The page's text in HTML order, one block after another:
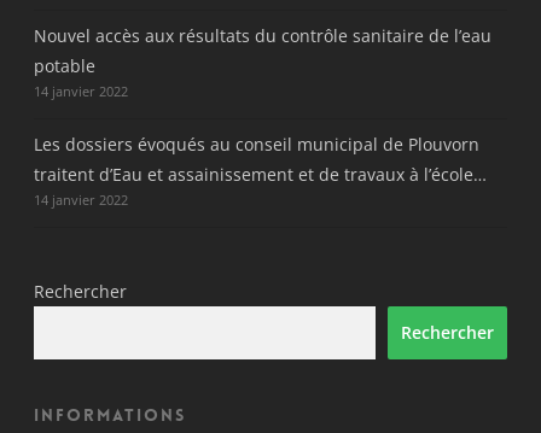
Nouvel accès aux résultats du contrôle sanitaire de l’eau
potable
14 janvier 2022
Les dossiers évoqués au conseil municipal de Plouvorn
traitent d’Eau et assainissement et de travaux à l’école…
14 janvier 2022
Rechercher
Rechercher
Informations